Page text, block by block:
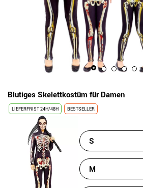
Blutiges Skelettkostüm für Damen
LIEFERFRIST 24H/48H BESTSELLER
S
M